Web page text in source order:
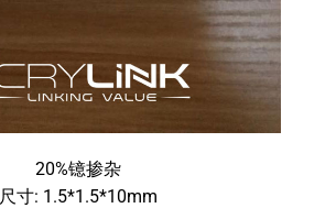
20%镱掺杂
尺寸: 1.5*1.5*10mm